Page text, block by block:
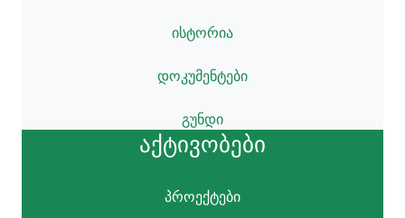
ისტორია
დოკუმენტები
გუნდი
აქტივობები
პროექტები